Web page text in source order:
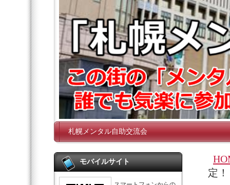
札幌メンタル自助交流会
定
モバイルサイト